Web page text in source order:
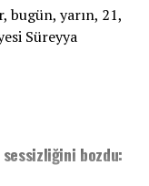
bugün, yarın, 21,
Süreyya
sessizliğini bozdu: